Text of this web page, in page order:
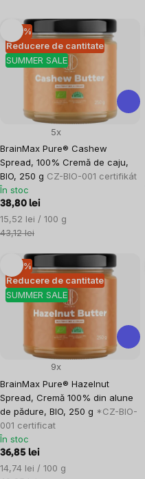
Listă
produse
Reducere de cantitate
SUMMER SALE
–10 %
BrainMax Pure® Cashew
Spread, 100% Cremă de caju,
BIO, 250 g CZ-BIO-001 certifikát
5x
În stoc
38,80 lei
Evaluare
preţ:
15,52 lei / 100 g
43,12 lei
Reducere de cantitate
SUMMER SALE
–10 %
BrainMax Pure® Hazelnut
Spread, Cremă 100% din alune
de pădure, BIO, 250 g *CZ-BIO-
001 certificat
9x
În stoc
36,85 lei
Evaluare
14,74 lei / 100 g